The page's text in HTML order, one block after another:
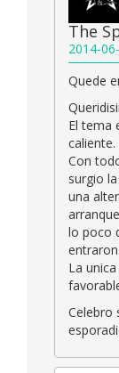
The
2014-
Quede
El tema
caliente.
Con
surgio
una
lo poco
La
Celebro